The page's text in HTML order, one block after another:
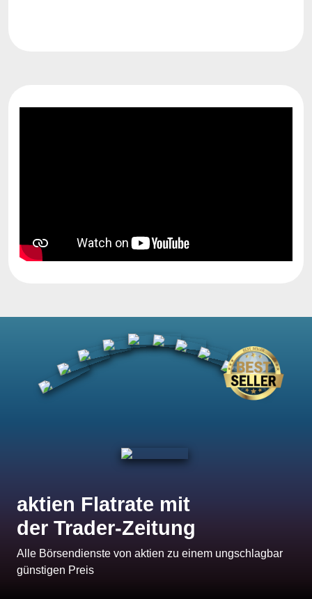
aktien Flatrate mit
der Trader-Zeitung
Alle Börsendienste von aktien zu einem ungschlagbar
günstigen Preis